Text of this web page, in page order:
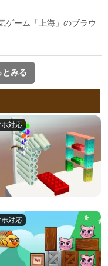
ゲーム「上海」のブラウ
みる